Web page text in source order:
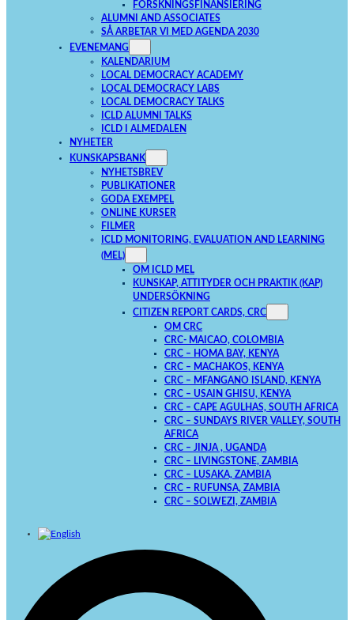
FORSKNINGSFINANSIERING
ALUMNI AND ASSOCIATES
SÅ ARBETAR VI MED AGENDA 2030
EVENEMANG
KALENDARIUM
LOCAL DEMOCRACY ACADEMY
LOCAL DEMOCRACY LABS
LOCAL DEMOCRACY TALKS
ICLD ALUMNI TALKS
ICLD I ALMEDALEN
NYHETER
KUNSKAPSBANK
NYHETSBREV
PUBLIKATIONER
GODA EXEMPEL
ONLINE KURSER
FILMER
ICLD MONITORING, EVALUATION AND LEARNING
(MEL)
OM ICLD MEL
KUNSKAP, ATTITYDER OCH PRAKTIK (KAP)
UNDERSÖKNING
CITIZEN REPORT CARDS, CRC
OM CRC
CRC- MAICAO, COLOMBIA
CRC – HOMA BAY, KENYA
CRC – MACHAKOS, KENYA
CRC – MFANGANO ISLAND, KENYA
CRC – USAIN GHISU, KENYA
CRC – CAPE AGULHAS, SOUTH AFRICA
CRC – SUNDAYS RIVER VALLEY, SOUTH
AFRICA
CRC – JINJA , UGANDA
CRC – LIVINGSTONE, ZAMBIA
CRC – LUSAKA, ZAMBIA
CRC – RUFUNSA, ZAMBIA
CRC – SOLWEZI, ZAMBIA